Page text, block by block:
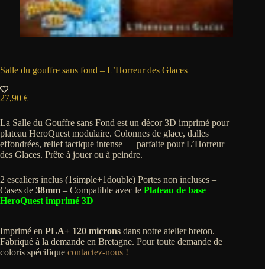
Salle du gouffre sans fond – L’Horreur des Glaces
27,90 €
La Salle du Gouffre sans Fond est un décor 3D imprimé pour
plateau HeroQuest modulaire. Colonnes de glace, dalles
effondrées, relief tactique intense — parfaite pour L’Horreur
des Glaces. Prête à jouer ou à peindre.
2 escaliers inclus (1simple+1double) Portes non incluses –
Cases de 38mm – Compatible avec le Plateau de base
HeroQuest imprimé 3D
Imprimé en PLA+ 120 microns dans notre atelier breton.
Fabriqué à la demande en Bretagne. Pour toute demande de
coloris spécifique contactez-nous !